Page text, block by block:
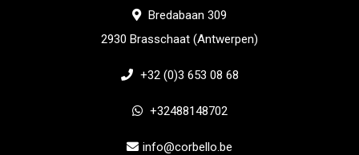
Bredabaan 309
2930 Brasschaat (Antwerpen)
+32 (0)3 653 08 68
+32488148702
info@corbello.be